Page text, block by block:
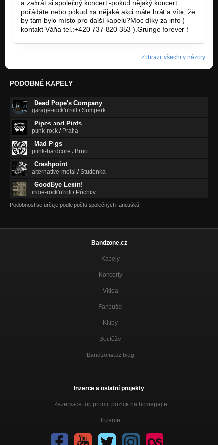
a zahrát si společný koncert -pokud nějaký koncert
pořádáte nebo pokud na nějaké akci máte hrát a víte, že
by tam bylo místo pro další kapelu?Moc díky za info (
kontakt Váňa tel.:+420 737 820 353 ).Grunge forever !
Zobrazit všechny názory
PODOBNÉ KAPELY
Dead Pope's Company
garage-rock'n'roll /Šumperk
Pipes and Pints
punk-rock / Praha
Mad Pigs
punk-hardcore / Brno
Crashpoint
alternative-metal /Studénka
GoodBye Lenin!
indie-rock'n'roll / Púchov
Podobnost se určuje podle počtu společných fanoušků.
Bandzone.cz
Kapely
Koncerty
Videa
Fanoušci
Kluby
Soutěže
Bandzone.cz blog
Inzerce a ostatní projekty
Rezervace top promo pozice na homepage
Inzerce